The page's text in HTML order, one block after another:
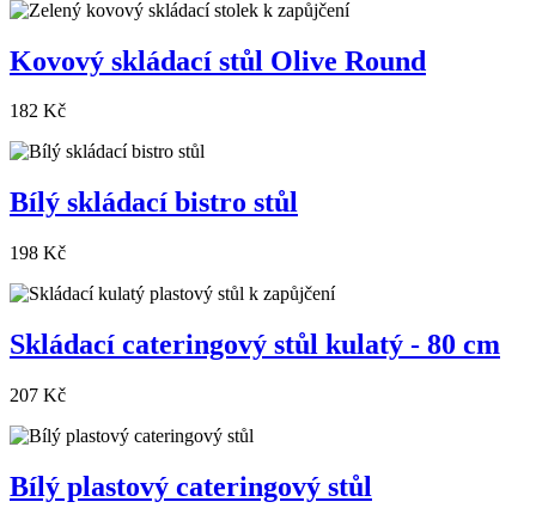
Kovový skládací stůl Olive Round
182 Kč
Bílý skládací bistro stůl
198 Kč
Skládací cateringový stůl kulatý - 80 cm
207 Kč
Bílý plastový cateringový stůl